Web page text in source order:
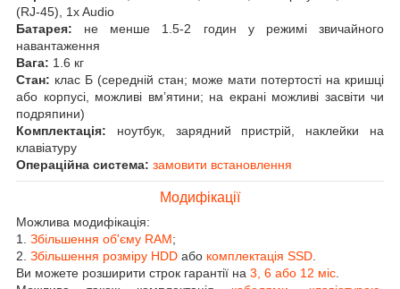
(RJ-45), 1x Audio
Батарея: не менше 1.5-2 годин у режимі звичайного
навантаження
Вага: 1.6 кг
Стан: клас Б (середній стан; може мати потертості на кришці
або корпусі, можливі вм’ятини; на екрані можливі засвіти чи
подряпини)
Комплектація: ноутбук, зарядний пристрій, наклейки на
клавіатуру
Операційна система: замовити встановлення
Модифікації
Можлива модифікація:
1. Збільшення об'єму RAM;
2. Збільшення розміру HDD або комплектація SSD
Ви можете розширити строк гарантії на 3, 6 або 12 міс